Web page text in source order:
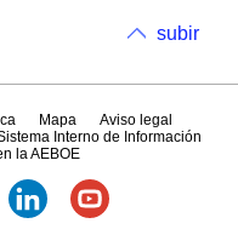
subir
Mapa
Aviso legal
Interno de Información
la AEBOE